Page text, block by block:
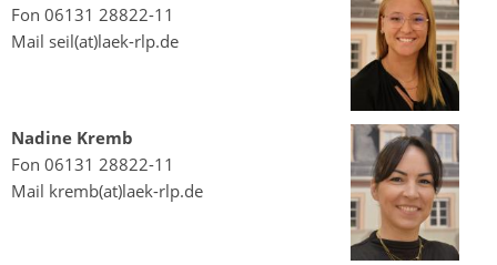
Fon 06131 28822-11
Mail seil(at)laek-rlp.de
Nadine Kremb
Fon 06131 28822-11
Mail kremb(at)laek-rlp.de